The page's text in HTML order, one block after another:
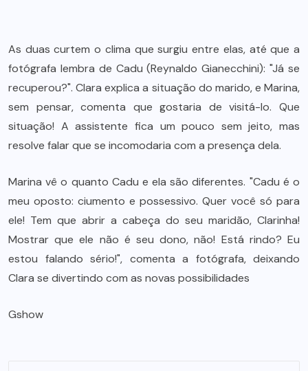
As duas curtem o clima que surgiu entre elas, até que a
fotógrafa lembra de Cadu (Reynaldo Gianecchini): "Já se
recuperou?". Clara explica a situação do marido, e Marina,
sem pensar, comenta que gostaria de visitá-lo. Que
situação! A assistente fica um pouco sem jeito, mas
resolve falar que se incomodaria com a presença dela.
Marina vê o quanto Cadu e ela são diferentes. "Cadu é o
meu oposto: ciumento e possessivo. Quer você só para
ele! Tem que abrir a cabeça do seu maridão, Clarinha!
Mostrar que ele não é seu dono, não! Está rindo? Eu
estou falando sério!", comenta a fotógrafa, deixando
Clara se divertindo com as novas possibilidades
Gshow